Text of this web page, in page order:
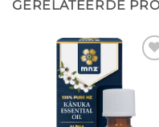
GERELATEERDE